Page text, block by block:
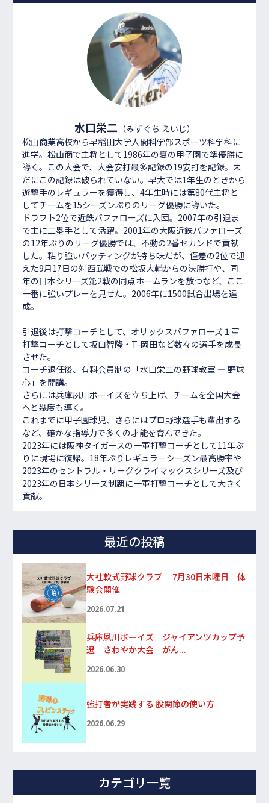
水口栄二 （みずぐち えいじ）
松山商業高校から早稲田大学人間科学部スポーツ科学科に
進学。松山商で主将として1986年の夏の甲子園で準優勝に
導く。この大会で、大会安打最多記録の19安打を記録。未
だにこの記録は破られていない。早大では1年生のときから
遊撃手のレギュラーを獲得し、4年生時には第80代主将と
してチームを15シーズンぶりのリーグ優勝に導いた。
ドラフト2位で近鉄バファローズに入団。2007年の引退ま
で主に二塁手として活躍。2001年の大阪近鉄バファローズ
の12年ぶりのリーグ優勝では、不動の2番セカンドで貢献
した。粘り強いバッティングが持ち味だが、僅差の2位で迎
えた9月17日の対西武戦での松坂大輔からの決勝打や、同
年の日本シリーズ第2戦の同点ホームランを放つなど、ここ
一番に強いプレーを見せた。2006年に1500試合出場を達
成。
引退後は打撃コーチとして、オリックスバファローズ１軍
打撃コーチとして坂口智隆・T-岡田など数々の選手を成長
させた。
コーチ退任後、有料会員制の「水口栄二の野球教室 ― 野球
心」を開講。
さらには兵庫夙川ボーイズを立ち上げ、チームを全国大会
へと幾度も導く。
これまでに甲子園球児、さらにはプロ野球選手も輩出する
など、確かな指導力で多くの才能を育んできた。
2023年には阪神タイガースの一軍打撃コーチとして11年ぶ
りに現場に復帰。18年ぶりレギュラーシーズン最高勝率や
2023年のセントラル・リーグクライマックスシリーズ及び
2023年の日本シリーズ制覇に一軍打撃コーチとして大きく
貢献。
最近の投稿
大社軟式野球クラブ 7月30日木曜日 体
験会開催
2026.07.21
兵庫夙川ボーイズ ジャイアンツカップ予
選 さわやか大会 がん...
2026.06.30
強打者が実践する 股関節の使い方
2026.06.29
カテゴリ一覧